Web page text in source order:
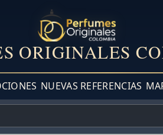
ORIGINALES
NUEVAS REFERENCIAS